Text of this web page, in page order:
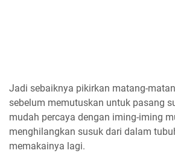
Jadi sebaiknya pikirkan matang-
sebelum memutuskan untuk pasang
mudah percaya dengan iming-iming
menghilangkan susuk dari dalam
memakainya lagi.